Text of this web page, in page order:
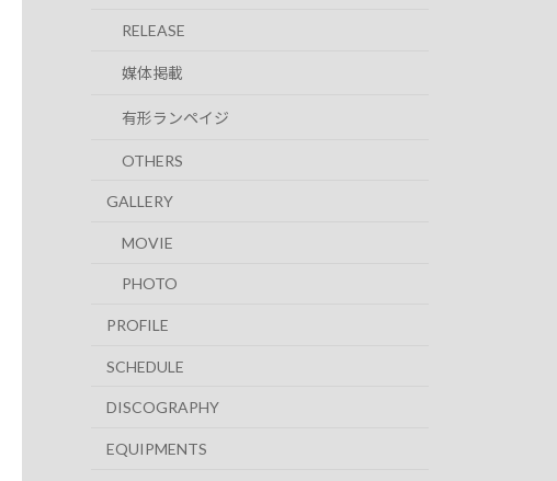
RELEASE
媒体掲載
有形ランペイジ
OTHERS
GALLERY
MOVIE
PHOTO
PROFILE
SCHEDULE
DISCOGRAPHY
EQUIPMENTS